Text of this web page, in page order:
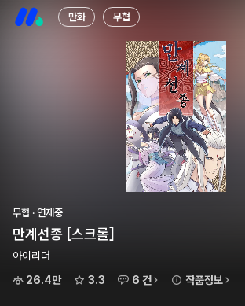
만화 무협
무협 · 연재중
만계선종 [스크롤]
아이리더
26.4만
3.3 6 건 작품정보